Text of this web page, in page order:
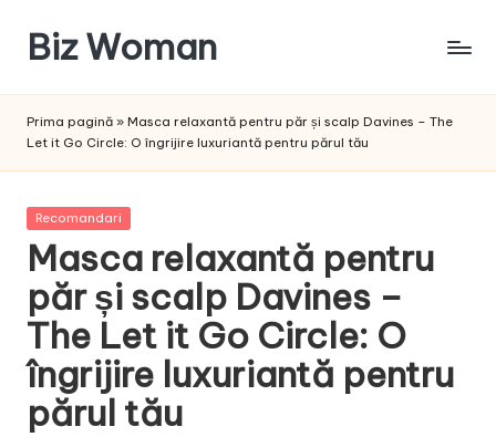
content
Biz Woman
succesul
Prima pagină » Masca relaxantă pentru păr și scalp Davines – The
Let it Go Circle: O îngrijire luxuriantă pentru părul tău
Posted
Recomandari
Masca relaxantă pentru
păr și scalp Davines –
The Let it Go Circle: O
îngrijire luxuriantă pentru
părul tău